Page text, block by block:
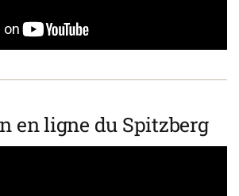
en ligne du Spitzberg